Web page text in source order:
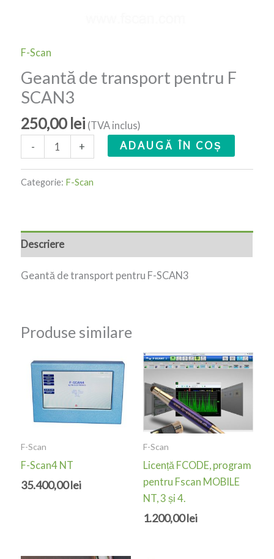
F-Scan
Geantă de transport pentru F
SCAN3
250,00 lei (TVA inclus)
-
+ ADAUGĂ ÎN COȘ
Categorie: F-Scan
Descriere
Geantă de transport pentru F-SCAN3
Produse similare
F-Scan
F-Scan4 NT
35.400,00lei
F-Scan
Licență FCODE, program
pentru Fscan MOBILE
NT, 3 și 4.
1.200,00lei